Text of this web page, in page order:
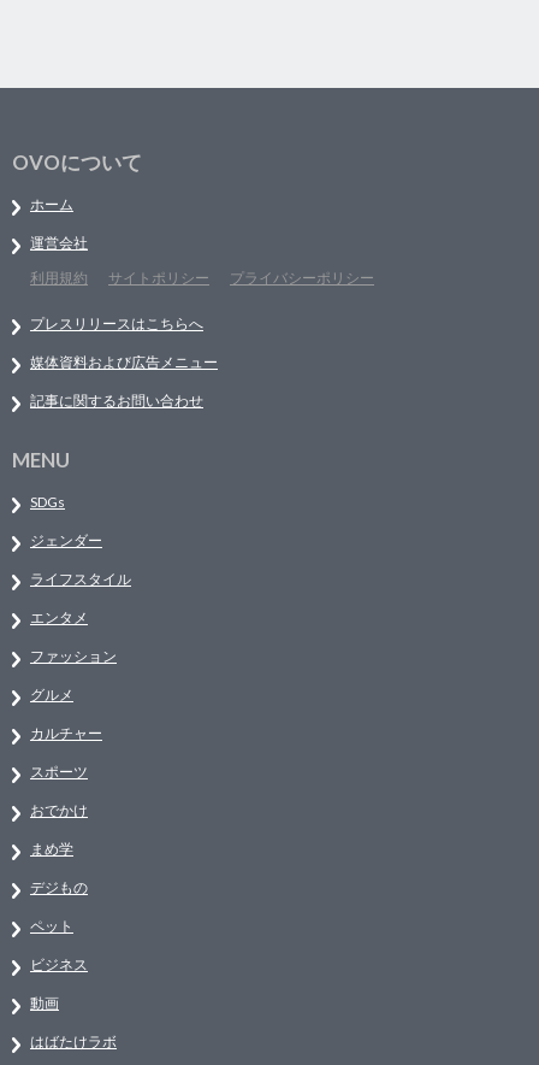
OVOについて
ホーム
運営会社
利用規約
サイトポリシー プライバシーポリシー
プレスリリースはこちらへ
媒体資料および広告メニュー
記事に関するお問い合わせ
MENU
SDGs
ジェンダー
ライフスタイル
エンタメ
ファッション
グルメ
カルチャー
スポーツ
おでかけ
まめ学
デジもの
ペット
ビジネス
動画
はばたけラボ